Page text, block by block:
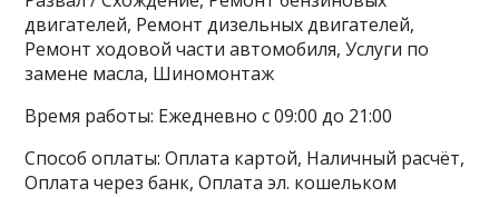
двигателей, Ремонт дизельных двигателей,
Ремонт ходовой части автомобиля, Услуги по
замене масла, Шиномонтаж
Время работы: Ежедневно с 09:00 до 21:00
Способ оплаты: Оплата картой, Наличный расчёт,
Оплата через банк, Оплата эл. кошельком